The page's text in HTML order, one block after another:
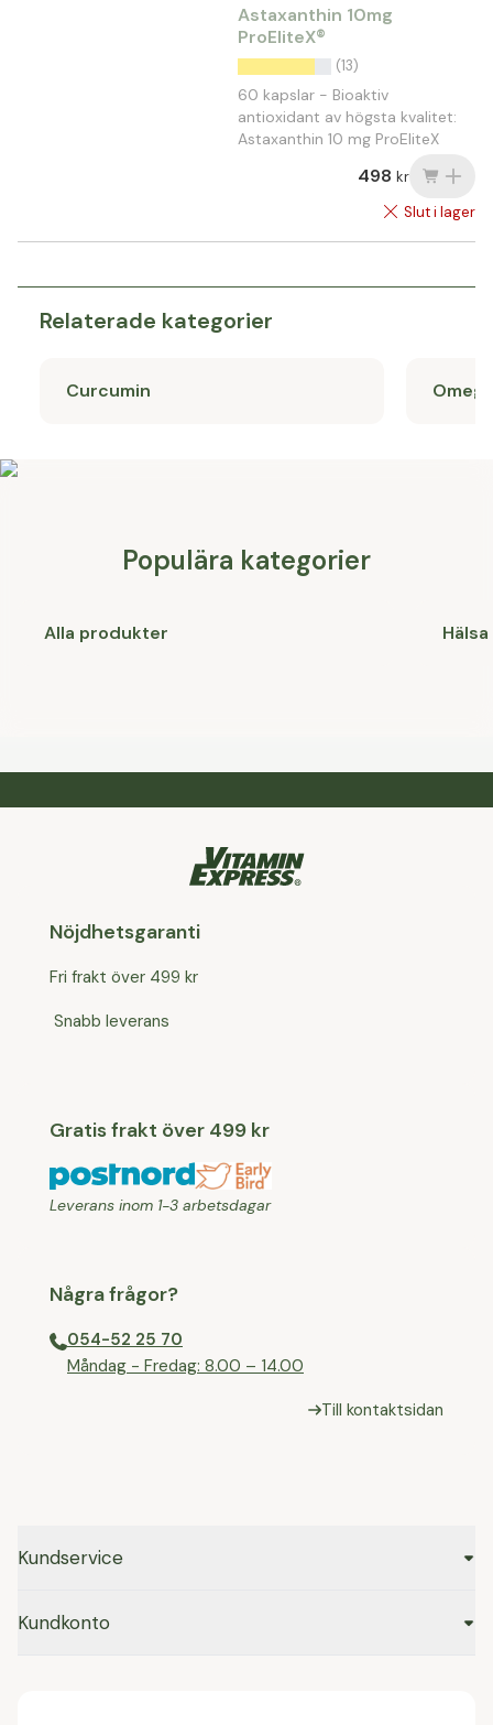
Astaxanthin 10mg
ProEliteX®
(13)
60 kapslar - Bioaktiv
antioxidant av högsta kvalitet:
Astaxanthin 10 mg ProEliteX
498 kr
Slut i lager
Relaterade kategorier
Curcumin
Populära kategorier
Alla produkter Hälsa
Nöjdhetsgaranti
Fri frakt över 499 kr
Snabb leverans
Gratis frakt över 499 kr
Leverans inom 1-3 arbetsdagar
Några frågor?
054-52 25 70
⁠Måndag - Fredag: 8.00 – 14.00
Till kontaktsidan
Kundservice
Kundkonto